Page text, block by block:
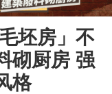
坯房」不
砌厨房 强
格